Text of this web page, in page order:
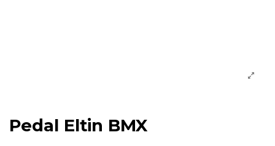
Pedal Eltin BMX